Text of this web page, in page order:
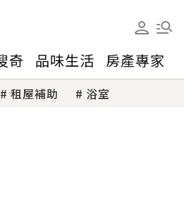
奇 品味生活 房產專家
租屋補助 浴室